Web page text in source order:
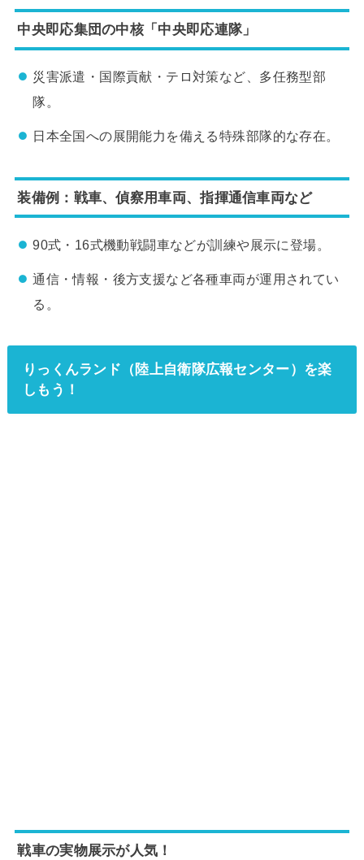
中央即応集団の中核「中央即応連隊」
災害派遣・国際貢献・テロ対策など、多任務型部
隊。
日本全国への展開能力を備える特殊部隊的な存在。
装備例：戦車、偵察用車両、指揮通信車両など
90式・16式機動戦闘車などが訓練や展示に登場。
通信・情報・後方支援など各種車両が運用されてい
る。
りっくんランド（陸上自衛隊広報センター）を楽
しもう！
戦車の実物展示が人気！